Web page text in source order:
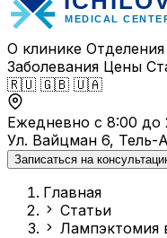
О клинике Отделения
Заболевания Цены
🇷🇺 🇬🇧 🇺🇦
Ежедневно с 8:00 до
Ул. Вайцман 6, Тель-
Записаться на
Главная
Статьи
Лампэктомия